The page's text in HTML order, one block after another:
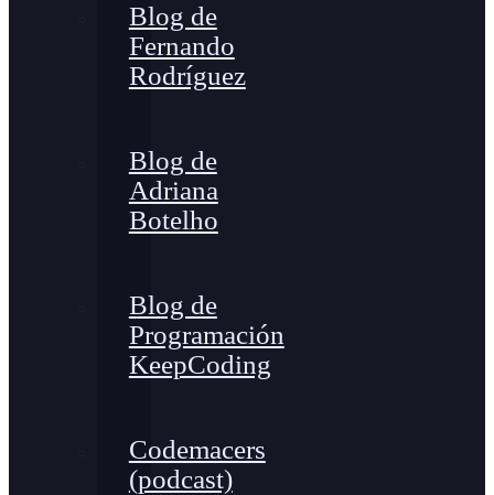
Blog de
Fernando
Rodríguez
Blog de
Adriana
Botelho
Blog de
Programación
KeepCoding
Codemacers
(podcast)